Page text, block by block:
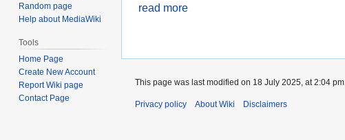
read more
Random page
Help about MediaWiki
Tools
Home Page
Create New Account
Report Wiki page
Contact Page
This page was last modified on 18 July 2025, at 2:04 pm.
Privacy policy About Wiki Disclaimers